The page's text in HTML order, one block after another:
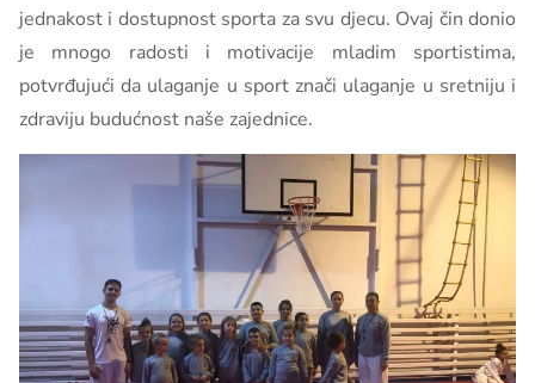
jednakost i dostupnost sporta za svu djecu. Ovaj čin donio
je mnogo radosti i motivacije mladim sportistima,
potvrđujući da ulaganje u sport znači ulaganje u sretniju i
zdraviju budućnost naše zajednice.